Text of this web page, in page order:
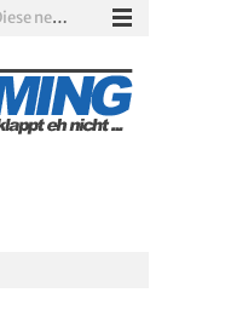
Xbox Game Pass: Diese neuen Spiele erscheinen im August 2026
Gamescom 2026: Sony fehlt zum siebten Mal in Folge
PS5-Disc vor dem Aus: Warum der Fan-Protest gegen Sony ins Leere läuft
Solarpunk im Test: Entspannter Aufbau über den Wolken